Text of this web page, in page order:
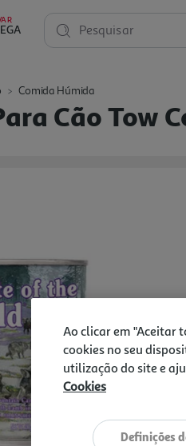
Pesquisar
Comida Húmida
Cão Tow
Ao clicar em "Aceitar
cookies no seu
utilização do site e
Cookies
Definições